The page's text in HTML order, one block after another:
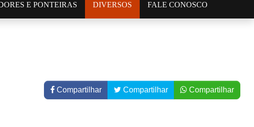
E PONTEIRAS DIVERSOS FALE CONOSCO
Compartilhar Compartilhar Compartilhar